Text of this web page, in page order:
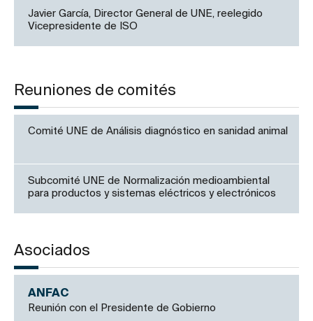
Javier García, Director General de UNE, reelegido
Vicepresidente de ISO
Reuniones de comités
Comité UNE de Análisis diagnóstico en sanidad animal
Subcomité UNE de Normalización medioambiental
para productos y sistemas eléctricos y electrónicos
Asociados
ANFAC
Reunión con el Presidente de Gobierno